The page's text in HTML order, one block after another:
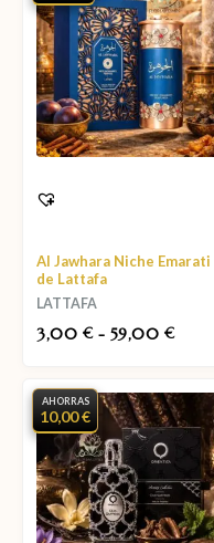
Al Jawhara Niche Emarati
de Lattafa
LATTAFA
3,00 € - 59,00 €
AHORRAS
10,00 €